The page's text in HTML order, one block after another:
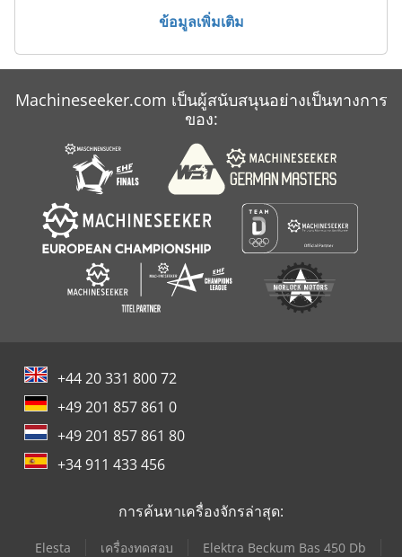
Doosan Dx 420 Lc
Liebherr
Liebherr Lr 621 B
ข้อมูลเพิ่มเติม
Machineseeker.com เป็นผู้สนับสนุนอย่างเป็นทางการ
ของ:
+44 20 331 800 72
+49 201 857 861 0
+49 201 857 861 80
+34 911 433 456
การค้นหาเครื่องจักรล่าสุด:
Elesta เครื่องทดสอบ
Elektra Beckum Bas 450 Db